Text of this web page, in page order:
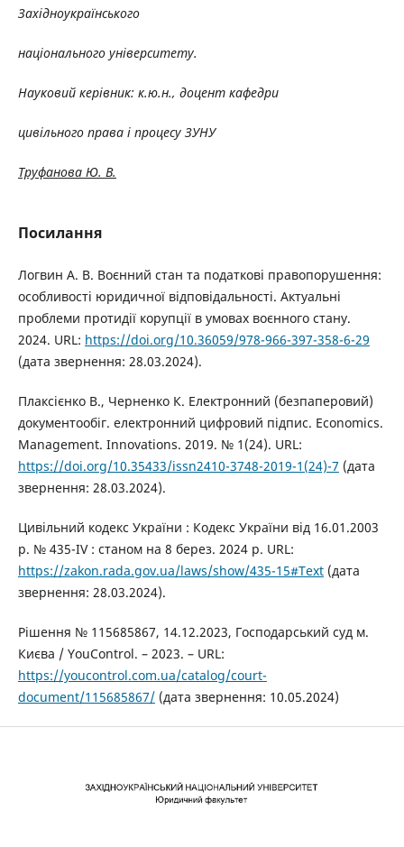
Західноукраїнського
національного університету.
Науковий керівник: к.ю.н., доценткафедри
цивільного права і процесуЗУНУ
Труфанова Ю. В.
Посилання
Логвин А. В. Воєнний стан та податкові правопорушення:
особливості юридичної відповідальності. Актуальні
проблеми протидії корупції в умовах воєнного стану.
2024. URL: https://doi.org/10.36059/978-966-397-358-6-29
(дата звернення: 28.03.2024).
Плаксієнко В., Черненко К. Електронний (безпаперовий)
документообіг. електронний цифровий підпис. Economics.
Management. Innovations. 2019. № 1(24). URL:
https://doi.org/10.35433/issn2410-3748-2019-1(24)-7 (дата
звернення: 28.03.2024).
Цивільний кодекс України : Кодекс України від 16.01.2003
р. № 435-IV : станом на 8 берез. 2024 р. URL:
https://zakon.rada.gov.ua/laws/show/435-15#Text(дата
звернення: 28.03.2024).
Рішення № 115685867, 14.12.2023, Господарський суд м.
Києва / YouControl. – 2023. – URL:
https://youcontrol.com.ua/catalog/court-
document/115685867/(дата звернення: 10.05.2024)